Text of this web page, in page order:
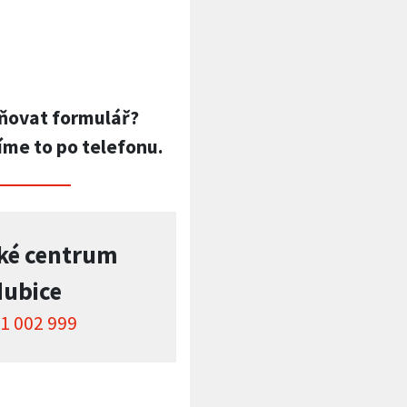
formulář?
to po telefonu.
centrum
002 999